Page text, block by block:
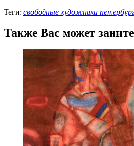
Теги: свободные художники
Также Вас может